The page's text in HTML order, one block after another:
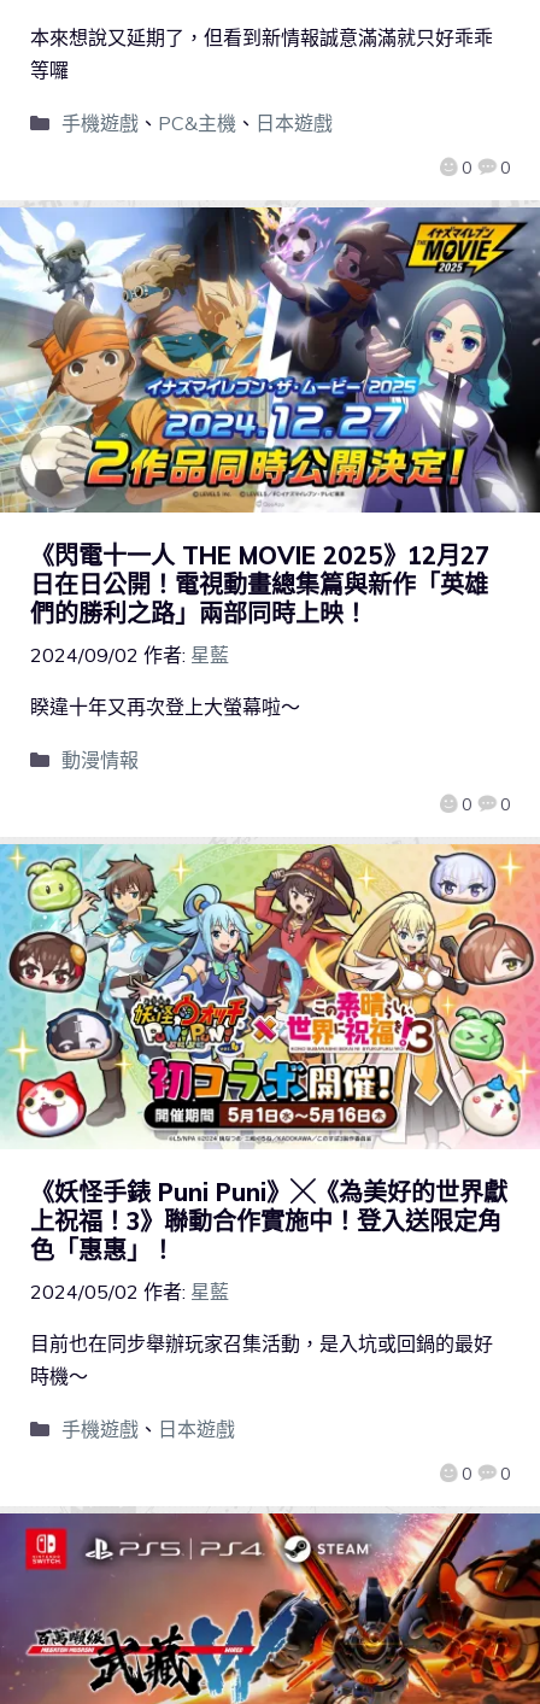
0 0
本來想說又延期了，但看到新情報誠意滿滿就只好乖乖
等囉
手機遊戲、 PC&主機 、 日本遊戲
《閃電十一人 THE MOVIE 2025》12月27
日在日公開！電視動畫總集篇與新作「英雄
們的勝利之路」兩部同時上映！
2024/09/02 作者: 星藍
0 0
睽違十年又再次登上大螢幕啦～
動漫情報
《妖怪手錶 Puni Puni》╳《為美好的世界獻
上祝福！3》聯動合作實施中！登入送限定角
色「惠惠」！
2024/05/02 作者: 星藍
0 0
目前也在同步舉辦玩家召集活動，是入坑或回鍋的最好
時機～
手機遊戲、 日本遊戲